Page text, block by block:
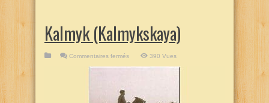
Kalmyk (Kalmykskaya)
Commentaires fermés
(Kalmykskaya)
390 Vues